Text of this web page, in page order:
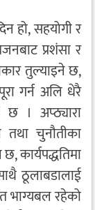
हो, सहयोगी र
प्रशंसा र
तुल्याइने छ,
गर्न अलि धेरै
छ । अप्ठ्यारा
चुनौतीका
कार्यपद्धतिमा
ठूलाबडालाई
भाग्यबल रहेको